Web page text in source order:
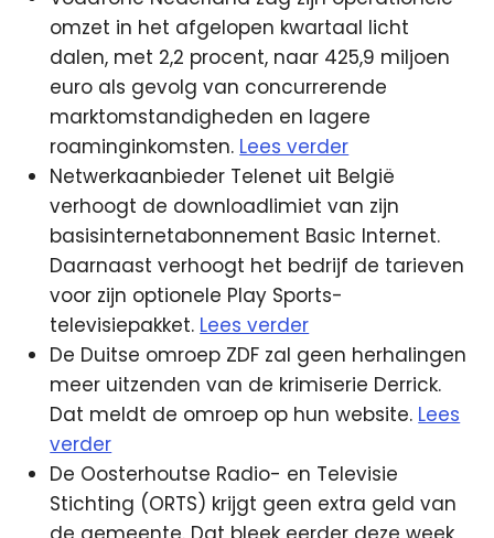
omzet in het afgelopen kwartaal licht
dalen, met 2,2 procent, naar 425,9 miljoen
euro als gevolg van concurrerende
marktomstandigheden en lagere
roaminginkomsten. Lees verder
Netwerkaanbieder Telenet uit België
verhoogt de downloadlimiet van zijn
basisinternetabonnement Basic Internet.
Daarnaast verhoogt het bedrijf de tarieven
voor zijn optionele Play Sports-
televisiepakket. Lees verder
De Duitse omroep ZDF zal geen herhalingen
meer uitzenden van de krimiserie Derrick.
Dat meldt de omroep op hun website. Lees
verder
De Oosterhoutse Radio- en Televisie
Stichting (ORTS) krijgt geen extra geld van